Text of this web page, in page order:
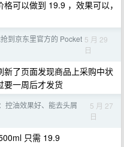
可以做到 19.9 ，效果可以，
到京东里官方的 Pocket 5 月 29
日
了页面发现商品上采购中状
要一周后才发货
控油效果好、能去头屑
5 月 27
日
只需 19.9